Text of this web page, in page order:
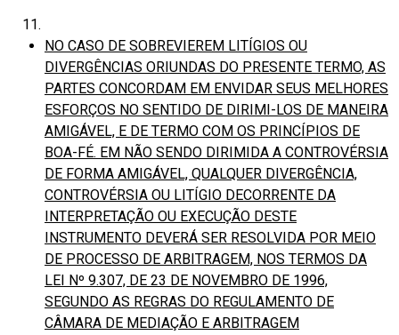
NO CASO DE SOBREVIEREM LITÍGIOS OU
DIVERGÊNCIAS ORIUNDAS DO PRESENTE TERMO, AS
PARTES CONCORDAM EM ENVIDAR SEUS MELHORES
ESFORÇOS NO SENTIDO DE DIRIMI-LOS DE MANEIRA
AMIGÁVEL, E DE TERMO COM OS PRINCÍPIOS DE
BOA-FÉ. EM NÃO SENDO DIRIMIDA A CONTROVÉRSIA
DE FORMA AMIGÁVEL, QUALQUER DIVERGÊNCIA,
CONTROVÉRSIA OU LITÍGIO DECORRENTE DA
INTERPRETAÇÃO OU EXECUÇÃO DESTE
INSTRUMENTO DEVERÁ SER RESOLVIDA POR MEIO
DE PROCESSO DE ARBITRAGEM, NOS TERMOS DA
LEI Nº 9.307, DE 23 DE NOVEMBRO DE 1996,
SEGUNDO AS REGRAS DO REGULAMENTO DE
CÂMARA DE MEDIAÇÃO E ARBITRAGEM